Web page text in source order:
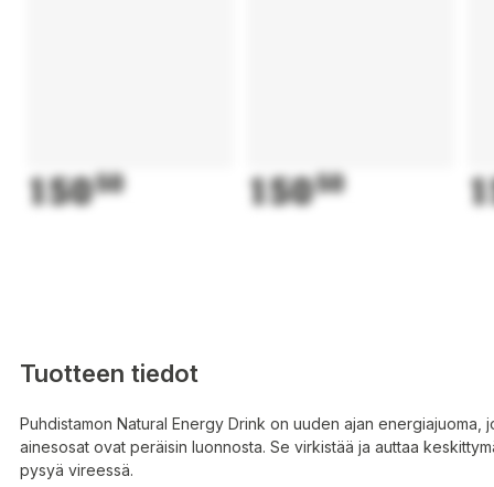
15050 15050
Tuotteen tiedot
Puhdistamon Natural Energy Drink on uuden ajan energiajuoma,
ainesosat ovat peräisin luonnosta. Se virkistää ja auttaa
pysyä vireessä.